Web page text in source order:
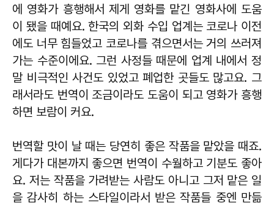
에 영화가 흥행해서 제게 영화를 맡긴 영화사에 도움
이 됐을 때예요. 한국의 외화 수입 업계는 코로나 이전
에도 너무 힘들었고 코로나를 겪으면서는 거의 쓰러져
가는 수준이에요. 그런 사정들 때문에 업계 내에서 정
말 비극적인 사건도 있었고 폐업한 곳들도 많고요. 그
래서라도 번역이 조금이라도 도움이 되고 영화가 흥행
하면 보람이 커요.
번역할 맛이 날 때는 당연히 좋은 작품을 맡았을 때죠.
게다가 대본까지 좋으면 번역이 수월하고 기분도 좋아
요. 저는 작품을 가려받는 사람도 아니고 그저 맡은 일
을 감사히 하는 스타일이라서 받은 작품들 중엔 만듦